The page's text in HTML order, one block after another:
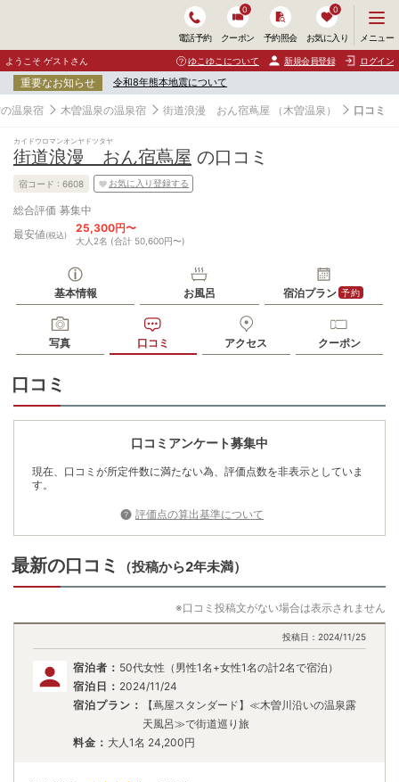
電話予約 クーポン
0
予約照会 お気に入り
0
ニ
ュ
ー
開
く
メニュー
ようこそ ゲストさん ゆこゆこについて 新規会員登録 ログイン
重要なお知らせ 令和8年熊本地震について
温泉宿 木曽温泉の温泉宿 街道浪漫 おん宿蔦屋 （木曽温泉） 口コミ
カイドウロマンオンヤドツタヤ
街道浪漫 おん宿蔦屋 の口コミ
宿コード : 6608 お気に入り登録する
総合評価 募集中
最安値(税込)
25,300円〜
大人2名 (合計 50,600円〜)
基本情報 お風呂 宿泊プラン 予約
写真 口コミ アクセス クーポン
口コミ
口コミアンケート募集中
現在、口コミが所定件数に満たない為、評価点数を非表示としていま
す。
評価点の算出基準について
最新の口コミ （投稿から2年未満）
※口コミ投稿文がない場合は表示されません
投稿日： 2024/11/25
宿泊者： 50代女性（男性1名+女性1名の計2名で宿泊）
宿泊日： 2024/11/24
宿泊プラン：
【蔦屋スタンダード】≪木曽川沿いの温泉露
天風呂≫で街道巡り旅
料金： 大人1名 24,200円